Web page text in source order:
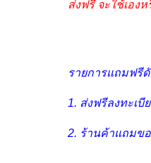
ส่งฟรี จะใช้เอง
รายการแถมฟรี
1. ส่งฟรีลงทะเ
2. ร้านค้าแถมข